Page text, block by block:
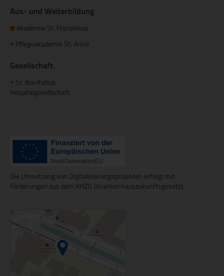
Aus- und Weiterbildung
Akademie St. Franziskus
+ Pflegeakademie St. Anna
Gesellschaft
St. Bonifatius
Hospitalgesellschaft
Die Umsetzung von Digitalisierungsprojekten erfolgt mit
Förderungen aus dem KHZG (Krankenhauszukunftsgesetz).